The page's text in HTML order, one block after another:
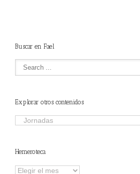
Buscar en Fael
Explorar otros contenidos
Explorar
Hemeroteca
Hemeroteca